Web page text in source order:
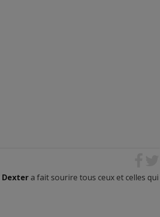
Dextera fait sourire tous ceux et celles qui